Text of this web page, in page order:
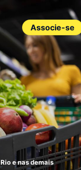
Associe-se
e nas demais